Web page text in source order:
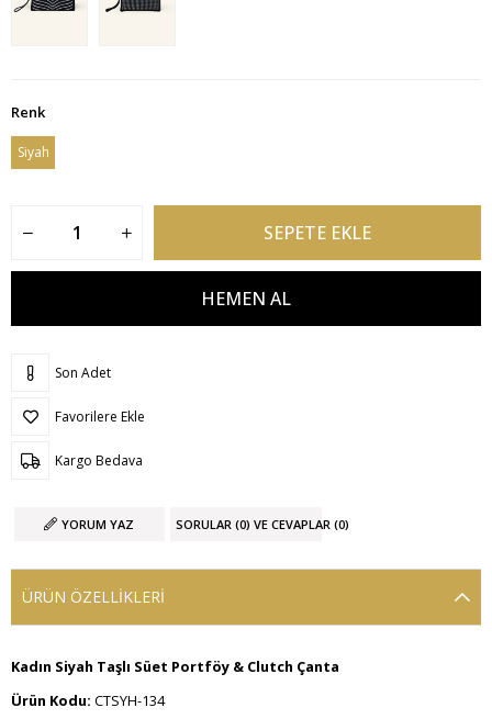
Renk
Siyah
Son Adet
Favorilere Ekle
Kargo Bedava
YORUM YAZ SORULAR (0) VE CEVAPLAR (0)
ÜRÜN ÖZELLIKLERI
Kadın Siyah Taşlı Süet Portföy & Clutch Çanta
Ürün Kodu: CTSYH-134